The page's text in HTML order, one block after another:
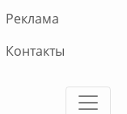
Реклама
Контакты